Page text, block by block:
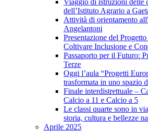
Viaggio di istruzioni delle
dell’Istituto Agrario a
Attività di orientamento
Angelantoni
Presentazione del
Coltivare Inclusione e
Passaporto per il Futuro:
Terze
Oggi l’aula “Progetti
trasformata in uno spazio
Finale interdistrettuale –
Calcio a 11 e Calcio a 5
Le classi quarte sono in
storia, cultura e bellezze
Aprile 2025